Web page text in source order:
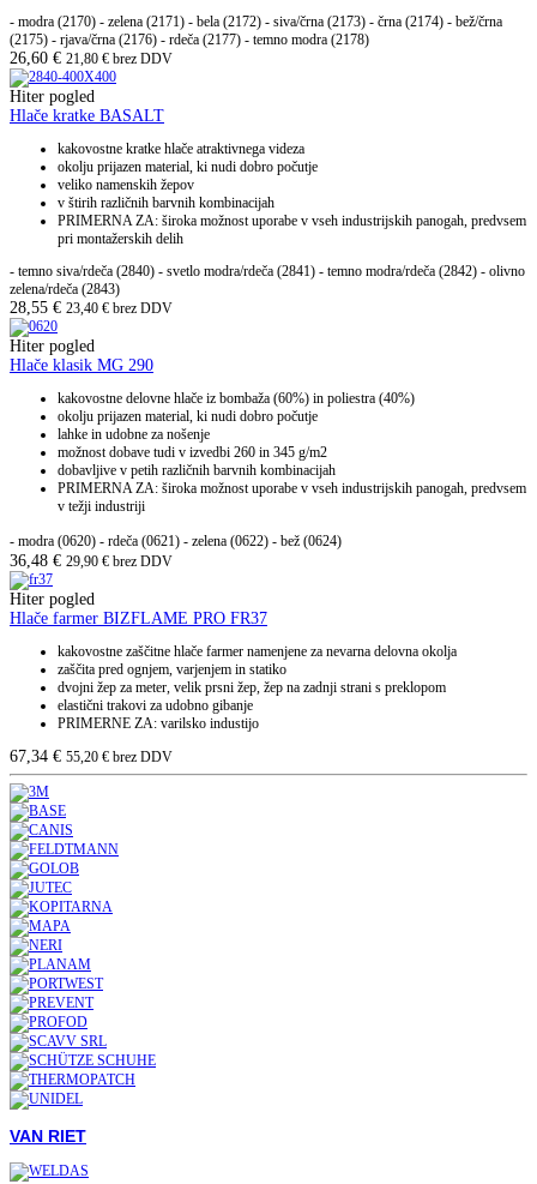
- modra (2170) - zelena (2171) - bela (2172) - siva/črna (2173) - črna (2174) - bež/črna
(2175) - rjava/črna (2176) - rdeča (2177) - temno modra (2178)
26,60 € 21,80 € brez DDV
Hiter pogled
Hlače kratke BASALT
kakovostne kratke hlače atraktivnega videza
okolju prijazen material, ki nudi dobro počutje
veliko namenskih žepov
v štirih različnih barvnih kombinacijah
PRIMERNA ZA: široka možnost uporabe v vseh industrijskih panogah, predvsem
pri montažerskih delih
- temno siva/rdeča (2840) - svetlo modra/rdeča (2841) - temno modra/rdeča (2842) - olivno
zelena/rdeča (2843)
28,55 € 23,40 € brez DDV
Hiter pogled
Hlače klasik MG 290
kakovostne delovne hlače iz bombaža (60%) in poliestra (40%)
okolju prijazen material, ki nudi dobro počutje
lahke in udobne za nošenje
možnost dobave tudi v izvedbi 260 in 345 g/m2
dobavljive v petih različnih barvnih kombinacijah
PRIMERNA ZA: široka možnost uporabe v vseh industrijskih panogah, predvsem
v težji industriji
- modra (0620) - rdeča (0621) - zelena (0622) - bež (0624)
36,48 € 29,90 € brez DDV
Hiter pogled
Hlače farmer BIZFLAME PRO FR37
kakovostne zaščitne hlače farmer namenjene za nevarna delovna okolja
zaščita pred ognjem, varjenjem in statiko
dvojni žep za meter, velik prsni žep, žep na zadnji strani s preklopom
elastični trakovi za udobno gibanje
PRIMERNE ZA: varilsko industijo
67,34 € 55,20 € brez DDV
VAN RIET